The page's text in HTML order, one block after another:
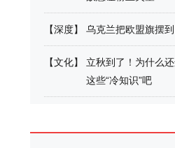
【深度】 乌克兰把欧盟旗摆
【文化】
立秋到了！为什么
这些“冷知识”吧